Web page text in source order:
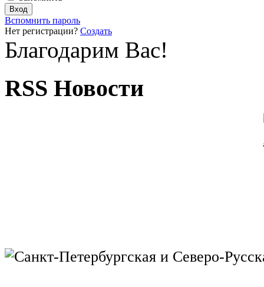
Вспомнить пароль
Нет регистрации? Создать
Благодарим Вас!
RSS Новости